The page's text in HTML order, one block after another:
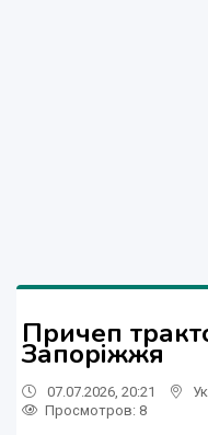
Причеп
Запоріжжя
07.07.2026, 20:21
Просмотров: 8